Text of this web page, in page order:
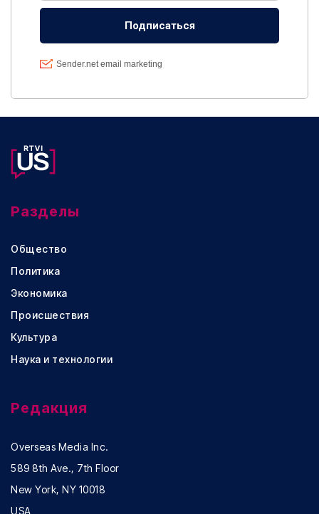
Разделы
Общество
Политика
Экономика
Происшествия
Культура
Наука и технологии
Редакция
Overseas Media Inc.
589 8th Ave., 7th Floor
New York, NY 10018
USA